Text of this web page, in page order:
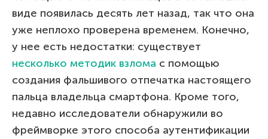
виде появилась десять лет назад, так что она
уже неплохо проверена временем. Конечно,
у нее есть недостатки: существует
несколько методик взлома с помощью
создания фальшивого отпечатка настоящего
пальца владельца смартфона. Кроме того,
недавно исследователи обнаружили во
фреймворке этого способа аутентификации